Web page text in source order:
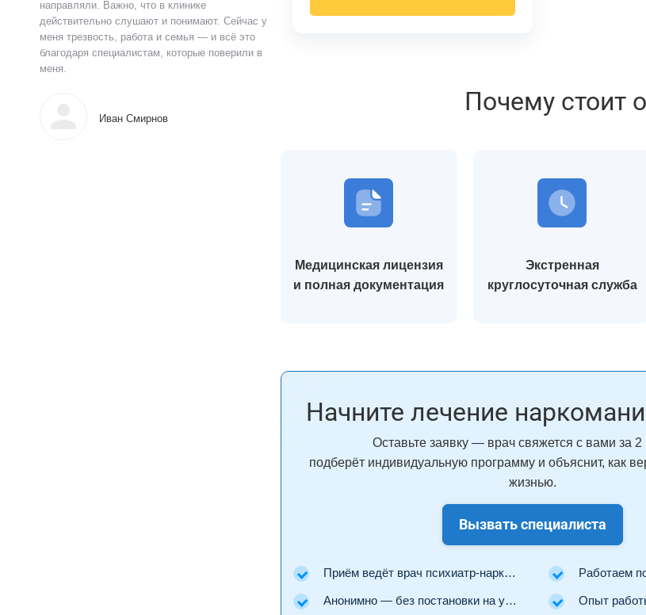
направляли. Важно, что в клинике
действительно слушают и понимают. Сейчас у
меня трезвость, работа и семья — и всё это
благодаря специалистам, которые поверили в
меня.
Иван Смирнов
Почему стоит
Медицинская лицензия
и полная документация
Экстренная
круглосуточная служба
Начните лечение
Оставьте заявку — врач свяжется с вами за
подберёт индивидуальную программу и объяснит, как
жизнью.
Вызвать специалиста
Приём ведёт врач психиатр-нарколог. Работаем по
Анонимно — без постановки на учёт. Опыт